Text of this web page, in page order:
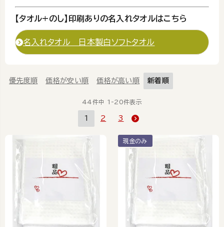
【タオル+のし】印刷ありの名入れタオルはこちら
名入れタオル 日本製白ソフトタオル
優先度順 価格が安い順 価格が高い順 新着順
44件中 1 -20件表示
1 2 3
現金のみ